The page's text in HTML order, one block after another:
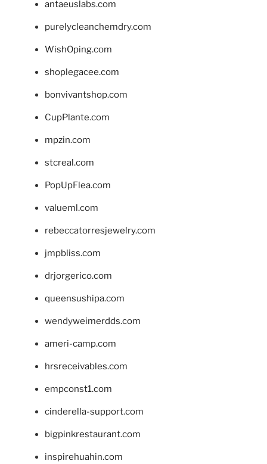
antaeuslabs.com
purelycleanchemdry.com
WishOping.com
shoplegacee.com
bonvivantshop.com
CupPlante.com
mpzin.com
stcreal.com
PopUpFlea.com
valueml.com
rebeccatorresjewelry.com
jmpbliss.com
drjorgerico.com
queensushipa.com
wendyweimerdds.com
ameri-camp.com
hrsreceivables.com
empconst1.com
cinderella-support.com
bigpinkrestaurant.com
inspirehuahin.com